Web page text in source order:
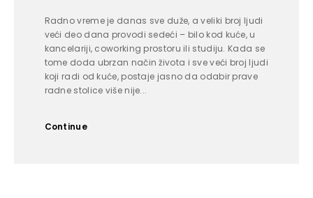
Radno vreme je danas sve duže, a veliki broj ljudi
veći deo dana provodi sedeći – bilo kod kuće, u
kancelariji, coworking prostoru ili studiju. Kada se
tome doda ubrzan način života i sve veći broj ljudi
koji radi od kuće, postaje jasno da odabir prave
radne stolice više nije...
Continue